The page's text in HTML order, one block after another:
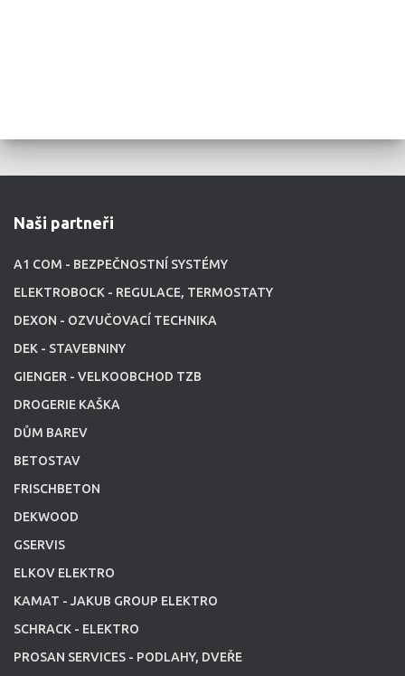
Naši partneři
A1 COM - BEZPEČNOSTNÍ SYSTÉMY
ELEKTROBOCK - REGULACE, TERMOSTATY
DEXON - OZVUČOVACÍ TECHNIKA
DEK - STAVEBNINY
GIENGER - VELKOOBCHOD TZB
DROGERIE KAŠKA
DŮM BAREV
BETOSTAV
FRISCHBETON
DEKWOOD
GSERVIS
ELKOV ELEKTRO
KAMAT - JAKUB GROUP ELEKTRO
SCHRACK - ELEKTRO
PROSAN SERVICES - PODLAHY, DVEŘE